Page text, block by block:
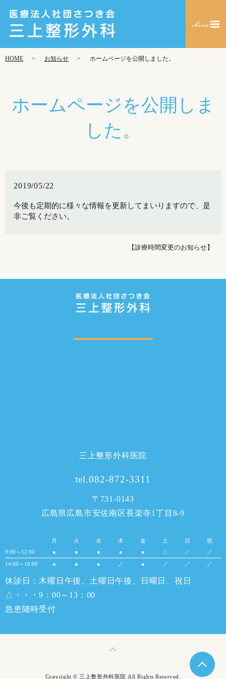
HOME お知らせ ホームページを公開しました。
ホームページを公開しま
した。
2019/05/22
今後も定期的に様々な情報を更新してまいりますので、是
非ご覧ください。
【診療時間変更のお知らせ】
三上整形外科医院
tel.082-872-3311
〒731-0143
広島県広島市安佐南区長楽寺1丁目8-9
月 火 水 木 金 土 日
祝
9:00～12:00
● ● ● ● ● △ ／
／
14:00～18:00
● ● ● ／ ● ／ ／ ／
休診日：木曜日午後、土曜日午後、日曜日、祝日
△・・・9：00～13：00
急患随時受付
Copyright © 三上整形外科医院 All Rights Reserved.